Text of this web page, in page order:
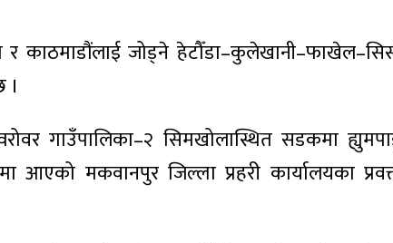
र काठमाडौंलाई जोड्ने
गाउँपालिका–२ सिमखोलास्थित सडकमा
आएको मकवानपुर जिल्ला प्रहरी कार्यालयका